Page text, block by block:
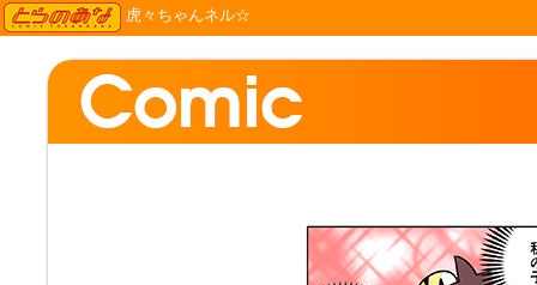
TORANOANA
虎々ちゃんネル☆